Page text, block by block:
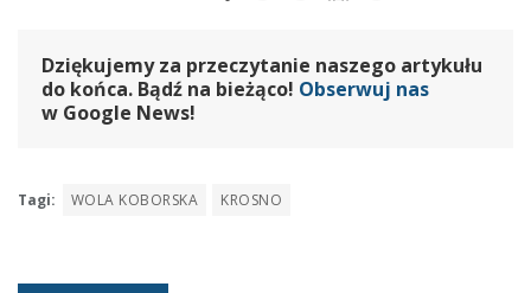
Dziękujemy za przeczytanie naszego artykułu
do końca. Bądź na bieżąco! Obserwuj nas
w Google News!
Tagi: WOLA KOBORSKA KROSNO